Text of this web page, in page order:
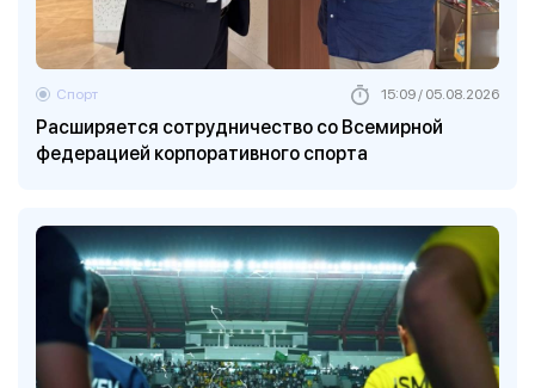
Расширяется сотрудничество со Всемирной
федерацией корпоративного спорта
Спорт 15:09 / 05.08.2026